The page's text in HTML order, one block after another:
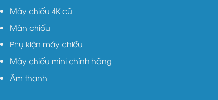
Máy chiếu 4K cũ
Màn chiếu
Phụ kiện máy chiếu
Máy chiếu mini chính hãng
Âm thanh